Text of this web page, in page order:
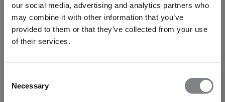
our social media, advertising and analytics partners who
may combine it with other information that you’ve
provided to them or that they’ve collected from your use
of their services.
Selection
Necessary